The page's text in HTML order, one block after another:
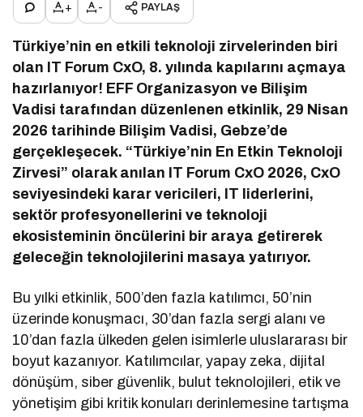
+ - PAYLAŞ
Türkiye’nin en etkili teknoloji zirvelerinden biri
olan IT Forum CxO, 8. yılında kapılarını açmaya
hazırlanıyor! EFF Organizasyon ve Bilişim
Vadisi tarafından düzenlenen etkinlik, 29 Nisan
2026 tarihinde Bilişim Vadisi, Gebze’de
gerçekleşecek. “Türkiye’nin En Etkin Teknoloji
Zirvesi” olarak anılan IT Forum CxO 2026, CxO
seviyesindeki karar vericileri, IT liderlerini,
sektör profesyonellerini ve teknoloji
ekosisteminin öncülerini bir araya getirerek
geleceğin teknolojilerini masaya yatırıyor.
Bu yılki etkinlik, 500’den fazla katılımcı, 50’nin
üzerinde konuşmacı, 30’dan fazla sergi alanı ve
10’dan fazla ülkeden gelen isimlerle uluslararası bir
boyut kazanıyor. Katılımcılar, yapay zeka, dijital
dönüşüm, siber güvenlik, bulut teknolojileri, etik ve
yönetişim gibi kritik konuları derinlemesine tartışma